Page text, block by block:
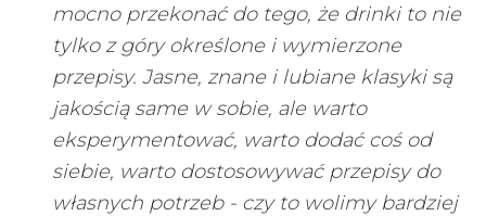
mocno przekonać do tego, że drinki to nie
tylko z góry określone i wymierzone
przepisy. Jasne, znane i lubiane klasyki są
jakością same w sobie, ale warto
eksperymentować, warto dodać coś od
siebie, warto dostosowywać przepisy do
własnych potrzeb - czy to wolimy bardziej